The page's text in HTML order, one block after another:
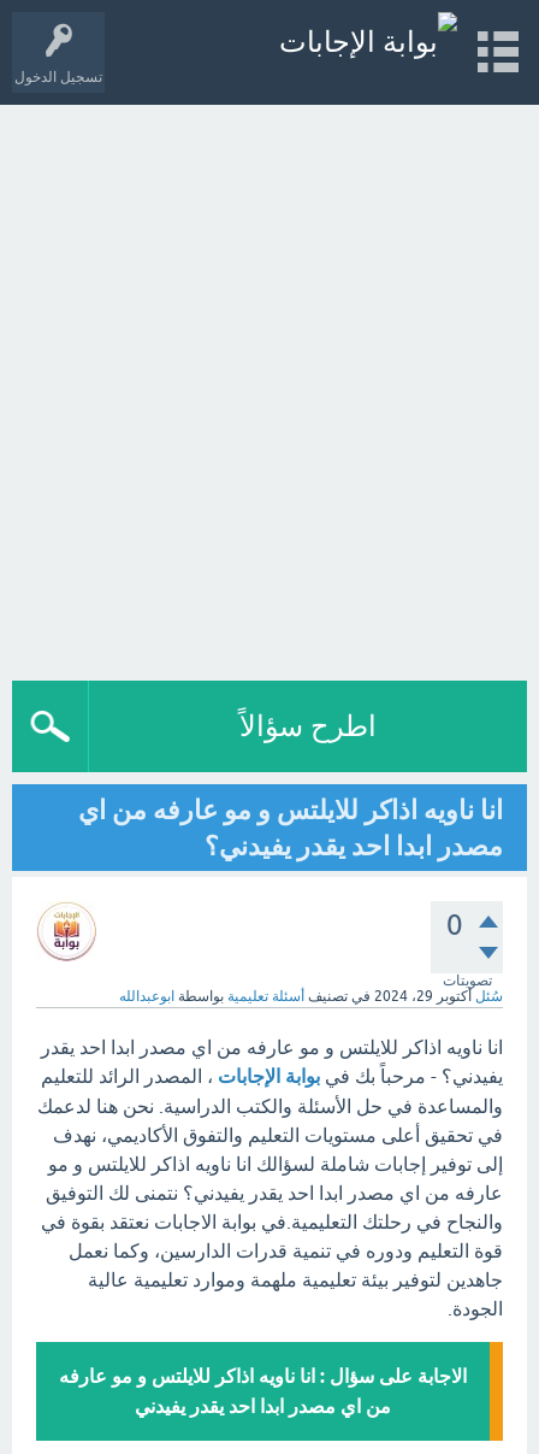
تسجيل الدخول
اطرح سؤالاً
انا ناويه اذاكر للايلتس و مو عارفه من اي
مصدر ابدا احد يقدر يفيدني؟
0
تصويتات
سُئل أكتوبر 29، 2024 في تصنيف أسئلة تعليمية بواسطة ابوعبدالله
انا ناويه اذاكر للايلتس و مو عارفه من اي مصدر ابدا احد يقدر
يفيدني؟ - مرحباً بك في بوابة الإجابات ، المصدر الرائد للتعليم
والمساعدة في حل الأسئلة والكتب الدراسية. نحن هنا لدعمك
في تحقيق أعلى مستويات التعليم والتفوق الأكاديمي، نهدف
إلى توفير إجابات شاملة لسؤالك انا ناويه اذاكر للايلتس و مو
عارفه من اي مصدر ابدا احد يقدر يفيدني؟ نتمنى لك التوفيق
والنجاح في رحلتك التعليمية.في بوابة الاجابات نعتقد بقوة في
قوة التعليم ودوره في تنمية قدرات الدارسين، وكما نعمل
جاهدين لتوفير بيئة تعليمية ملهمة وموارد تعليمية عالية
الجودة.
الاجابة على سؤال : انا ناويه اذاكر للايلتس و مو عارفه
من اي مصدر ابدا احد يقدر يفيدني